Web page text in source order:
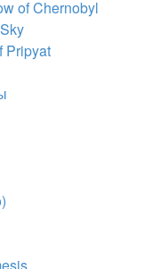
of Chernobyl